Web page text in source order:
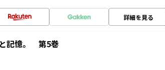
詳細を見る
記憶。 第5巻